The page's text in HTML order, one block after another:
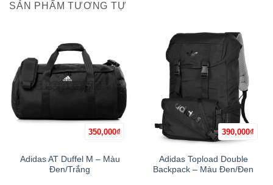
SẢN PHẨM TƯƠNG TỰ
350,000₫
Adidas AT Duffel M – Màu
Đen/Trắng
390,000₫
Adidas Topload Double
Backpack – Màu Đen/Đen